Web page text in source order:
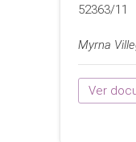
52363/11
Myrna
Ver